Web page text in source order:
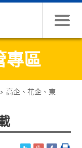
專區
高企、花企、東